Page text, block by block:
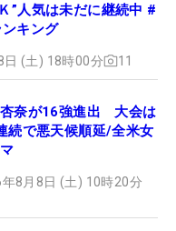
”人気は未だに継続中 #
キング
日 (土) 18時00分 11
奈が16強進出 大会は
続で悪天候順延/全米女
8月8日 (土) 10時20分